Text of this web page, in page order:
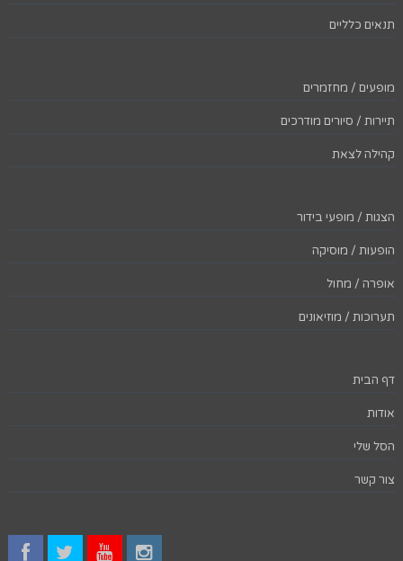
תנאים כלליים
מופעים / מחזמרים
תיירות / סיורים מודרכים
קהילה לצאת
הצגות / מופעי בידור
הופעות / מוסיקה
אופרה / מחול
תערוכות / מוזיאונים
דף הבית
אודות
הסל שלי
צור קשר